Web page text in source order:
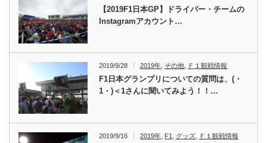
【2019F1日本GP】ドライバー・チームの
Instagramアカウント…
2019/9/28 2019年, その他, Ｆ１観戦情報
F1日本グランプリについての質問は、(・
1・)＜1さんに聞いてみよう！！…
2019/9/16 2019年 F1 グッズ Ｆ１観戦情報